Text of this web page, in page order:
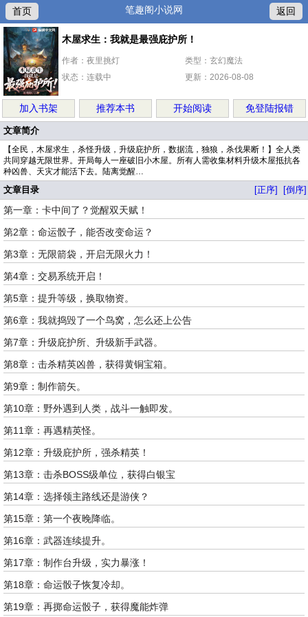
首页 笔趣阁小说网 返回
木屋求生：我就是最强庇护所！
作者：夜里挑灯
类型：玄幻魔法
状态：连载中
更新：2026-08-08
加入书架 推荐本书 开始阅读 免登陆报错
文章简介
【全民，木屋求生，杀怪升级，升级庇护所，数据流，独狼，杀伐果断！】全人类
共同穿越无限世界。开局每人一座破旧小木屋。所有人需收集材料升级木屋抵抗各
种凶兽、天灾才能活下去。陆离觉醒…
文章目录 [正序] [倒序]
第一章：卡中间了？觉醒双天赋！
第2章：命运骰子，能否改变命运？
第3章：无限箭袋，开启无限火力！
第4章：交易系统开启！
第5章：提升等级，换取物资。
第6章：我就捣毁了一个鸟窝，怎么还上公告
第7章：升级庇护所、升级新手武器。
第8章：击杀精英凶兽，获得黄铜宝箱。
第9章：制作箭矢。
第10章：野外遇到人类，战斗一触即发。
第11章：再遇精英怪。
第12章：升级庇护所，强杀精英！
第13章：击杀BOSS级单位，获得白银宝
第14章：选择领主路线还是游侠？
第15章：第一个夜晚降临。
第16章：武器连续提升。
第17章：制作台升级，实力暴涨！
第18章：命运骰子恢复冷却。
第19章：再掷命运骰子，获得魔能炸弹